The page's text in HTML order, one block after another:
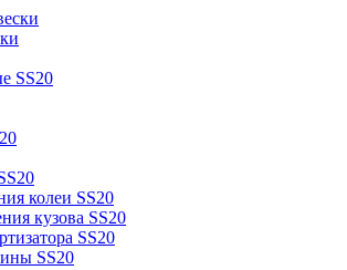
SS20
колеи SS20
кузова SS20
SS20
SS20